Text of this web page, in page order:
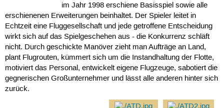
im Jahr 1998 erschiene Basisspiel sowie alle
erschienenen Erweiterungen beinhaltet. Der Spieler leitet in
Echtzeit eine Fluggesellschaft und jede getroffene Entscheidung
wirkt sich auf das Spielgeschehen aus - die Konkurrenz schläft
nicht. Durch geschickte Manöver zieht man Aufträge an Land,
plant Flugrouten, kümmert sich um die Instandhaltung der Flotte,
motiviert das Personal, entwickelt eigene Flugzeuge, sabotiert die
gegnerischen Großunternehmer und lässt alle anderen hinter sich
zurück.